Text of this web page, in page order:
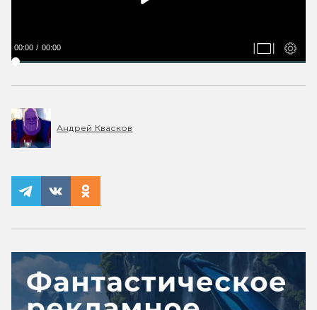
00:00 00:00
Андрей Квасков